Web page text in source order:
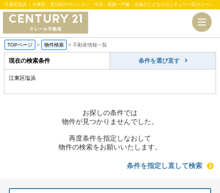
江東区塩浜 ｜台東区・荒川区のマンション、中古・新築一戸建、土地のことならセンチュリー21クレール不動産
TOPページ > 物件検索 > 不動産情報一覧
現在の検索条件 条件を選び直す
江東区塩浜
お探しの条件では
物件が見つかりませんでした。
再度条件を指定しなおして
物件の検索をお願いいたします。
条件を指定し直して検索